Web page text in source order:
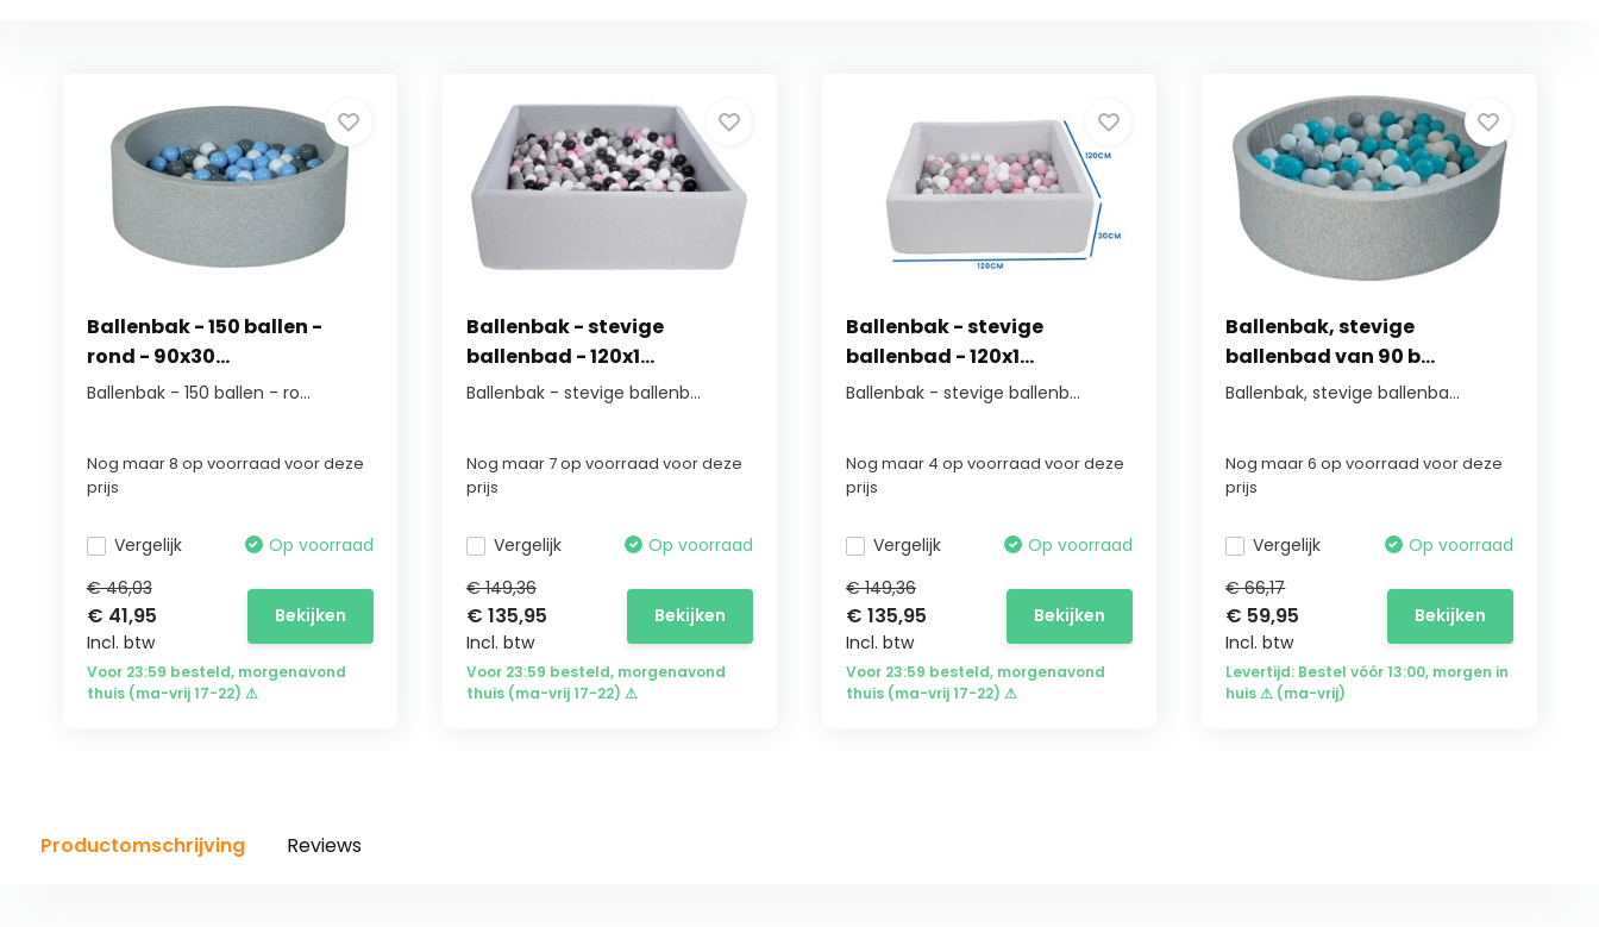
Ballenbak - 150 ballen -
rond - 90x30...
Ballenbak - 150 ballen - ro...
Nog maar 8 op voorraad voor deze
prijs
Vergelijk
Op voorraad
€ 46,03
€ 41,95
Incl. btw
Bekijken
Voor 23:59 besteld, morgenavond
thuis (ma-vrij 17-22) ⚠
Ballenbak - stevige
ballenbad - 120x1...
Ballenbak - stevige ballenb...
Nog maar 7 op voorraad voor deze
prijs
Vergelijk
Op voorraad
€ 149,36
€ 135,95
Incl. btw
Bekijken
Voor 23:59 besteld, morgenavond
thuis (ma-vrij 17-22) ⚠
Ballenbak - stevige
ballenbad - 120x1...
Ballenbak - stevige ballenb...
Nog maar 4 op voorraad voor deze
prijs
Vergelijk
Op voorraad
€ 149,36
€ 135,95
Incl. btw
Bekijken
Voor 23:59 besteld, morgenavond
thuis (ma-vrij 17-22) ⚠
Ballenbak, stevige
ballenbad van 90 b...
Ballenbak, stevige ballenba...
Nog maar 6 op voorraad voor deze
prijs
Vergelijk
Op voorraad
€ 66,17
€ 59,95
Incl. btw
Bekijken
Levertijd: Bestel vóór 13:00, morgen in
huis ⚠ (ma-vrij)
Productomschrijving Reviews